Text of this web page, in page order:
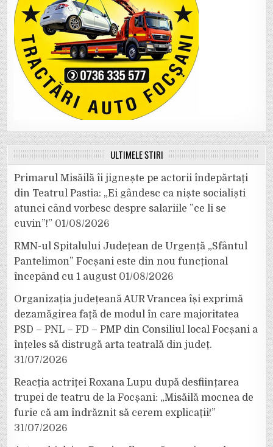
ULTIMELE ȘTIRI
Primarul Misăilă îi jignește pe actorii îndepărtați
din Teatrul Pastia: „Ei gândesc ca niște socialiști
atunci când vorbesc despre salariile ”ce li se
cuvin”!” 01/08/2026
RMN-ul Spitalului Județean de Urgență „Sfântul
Pantelimon” Focșani este din nou funcțional
începând cu 1 august 01/08/2026
Organizația județeană AUR Vrancea își exprimă
dezamăgirea față de modul în care majoritatea
PSD – PNL – FD – PMP din Consiliul local Focșani a
înțeles să distrugă arta teatrală din județ.
31/07/2026
Reacția actriței Roxana Lupu după desființarea
trupei de teatru de la Focșani: „Misăilă mocnea de
furie că am îndrăznit să cerem explicații!”
31/07/2026